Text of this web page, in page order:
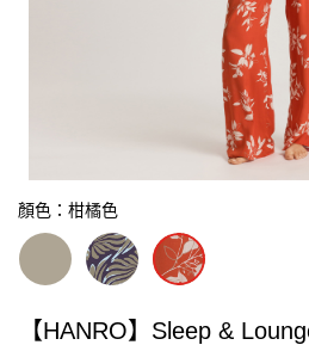
顏色：柑橘色
【HANRO】Sleep &